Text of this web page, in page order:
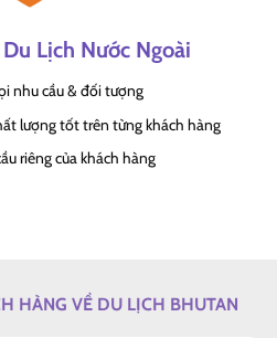
Lịch Nước Ngoài
nhu cầu & đối tượng
lượng tốt trên từng khách hàng
riêng của khách hàng
HÀNG VỀ DU LỊCH BHUTAN